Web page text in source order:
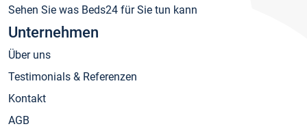
Sehen Sie was Beds24 für Sie tun kann
Unternehmen
Über uns
Testimonials & Referenzen
Kontakt
AGB